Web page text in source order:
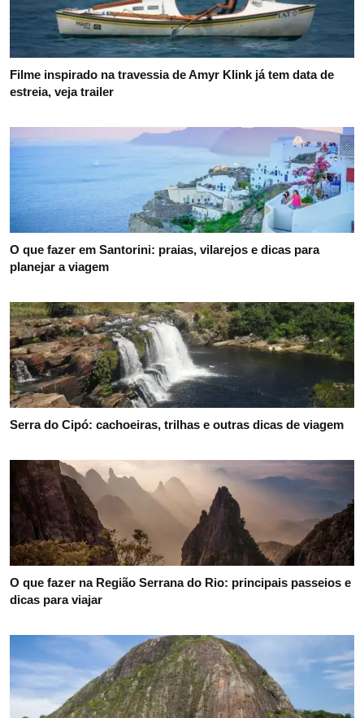
Filme inspirado na travessia de Amyr Klink já tem data de
estreia, veja trailer
O que fazer em Santorini: praias, vilarejos e dicas para
planejar a viagem
Serra do Cipó: cachoeiras, trilhas e outras dicas de viagem
O que fazer na Região Serrana do Rio: principais passeios e
dicas para viajar